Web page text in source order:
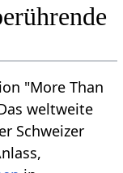
"More Than
weltweite
Schweizer